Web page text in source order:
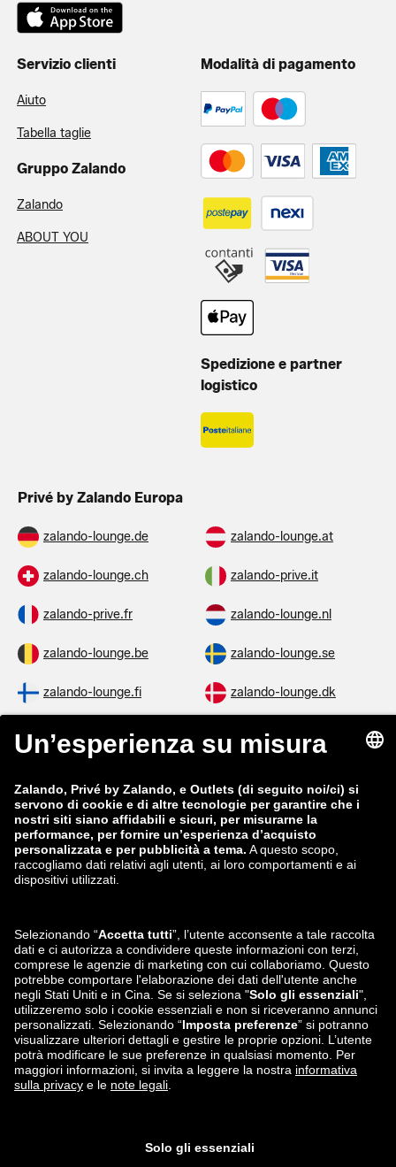
Servizio clienti
Aiuto
Tabella taglie
Gruppo Zalando
Zalando
ABOUT YOU
Modalità di pagamento
Spedizione e partner
logistico
Privé by Zalando Europa
zalando-lounge.de zalando-lounge.at
zalando-lounge.ch zalando-prive.it
zalando-prive.fr zalando-lounge.nl
zalando-lounge.be zalando-lounge.se
zalando-lounge.fi zalando-lounge.dk
zalando-lounge.co.uk zalando-lounge.pl
zalando-lounge.lt zalando-lounge.sk
zalando-lounge.ro zalando-lounge.hr
zalando-lounge.si
zalando-lounge.lv zalando-lounge.no
Seguici su
Facebook Instagram